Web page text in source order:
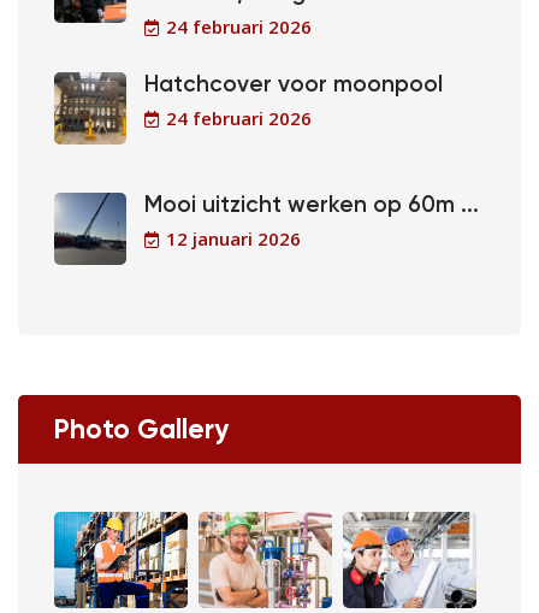
24 februari 2026
Hatchcover voor moonpool
24 februari 2026
Mooi uitzicht werken op 60m ...
12 januari 2026
Photo Gallery